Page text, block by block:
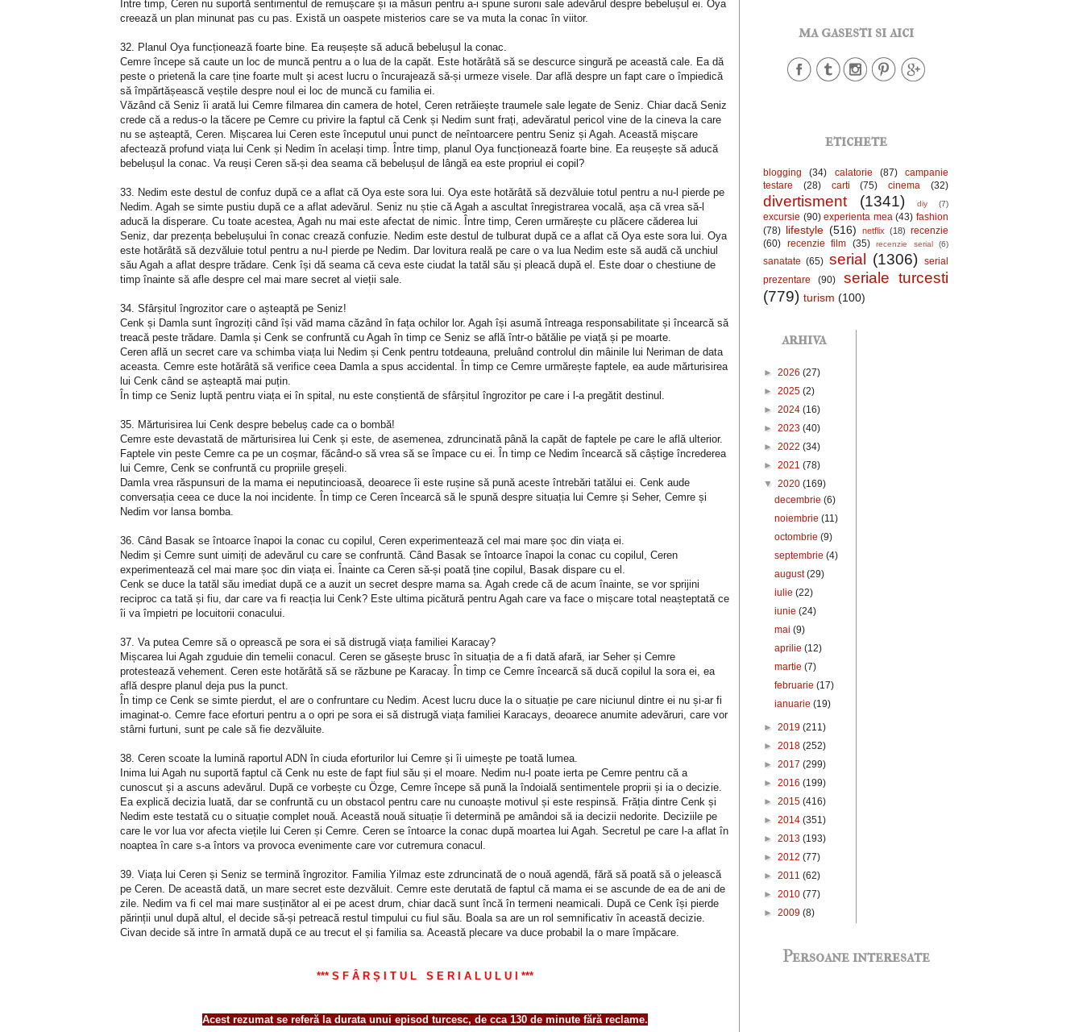
Între timp, Ceren nu suportă sentimentul de remușcare și ia măsuri pentru a-i spune surorii sale adevărul despre bebelușul ei. Oya
creează un plan minunat pas cu pas. Există un oaspete misterios care se va muta la conac în viitor.
32. Planul Oya funcționează foarte bine. Ea reușește să aducă bebelușul la conac.
Cemre începe să caute un loc de muncă pentru a o lua de la capăt. Este hotărâtă să se descurce singură pe această cale. Ea dă
peste o prietenă la care ține foarte mult și acest lucru o încurajează să-și urmeze visele. Dar află despre un fapt care o împiedică
să împărtășească veștile despre noul ei loc de muncă cu familia ei.
Văzând că Seniz îi arată lui Cemre filmarea din camera de hotel, Ceren retrăiește traumele sale legate de Seniz. Chiar dacă Seniz
crede că a redus-o la tăcere pe Cemre cu privire la faptul că Cenk și Nedim sunt frați, adevăratul pericol vine de la cineva la care
nu se așteaptă, Ceren. Mișcarea lui Ceren este începutul unui punct de neîntoarcere pentru Seniz și Agah. Această mișcare
afectează profund viața lui Cenk și Nedim în același timp. Între timp, planul Oya funcționează foarte bine. Ea reușește să aducă
bebelușul la conac. Va reuși Ceren să-și dea seama că bebelușul de lângă ea este propriul ei copil?
33. Nedim este destul de confuz după ce a aflat că Oya este sora lui. Oya este hotărâtă să dezvăluie totul pentru a nu-l pierde pe
Nedim. Agah se simte pustiu după ce a aflat adevărul. Seniz nu știe că Agah a ascultat înregistrarea vocală, așa că vrea să-l
aducă la disperare. Cu toate acestea, Agah nu mai este afectat de nimic. Între timp, Ceren urmărește cu plăcere căderea lui
Seniz, dar prezența bebelușului în conac crează confuzie. Nedim este destul de tulburat după ce a aflat că Oya este sora lui. Oya
este hotărâtă să dezvăluie totul pentru a nu-l pierde pe Nedim. Dar lovitura reală pe care o va lua Nedim este să audă că unchiul
său Agah a aflat despre trădare. Cenk își dă seama că ceva este ciudat la tatăl său și pleacă după el. Este doar o chestiune de
timp înainte să afle despre cel mai mare secret al vieții sale.
34. Sfârșitul îngrozitor care o așteaptă pe Seniz!
Cenk și Damla sunt îngroziți când își văd mama căzând în fața ochilor lor. Agah își asumă întreaga responsabilitate și încearcă să
treacă peste trădare. Damla și Cenk se confruntă cu Agah în timp ce Seniz se află într-o bătălie pe viață și pe moarte.
Ceren află un secret care va schimba viața lui Nedim și Cenk pentru totdeauna, preluând controlul din mâinile lui Neriman de data
aceasta. Cemre este hotărâtă să verifice ceea Damla a spus accidental. În timp ce Cemre urmărește faptele, ea aude mărturisirea
lui Cenk când se așteaptă mai puțin.
În timp ce Seniz luptă pentru viața ei în spital, nu este conștientă de sfârșitul îngrozitor pe care i l-a pregătit destinul.
35. Mărturisirea lui Cenk despre bebeluș cade ca o bombă!
Cemre este devastată de mărturisirea lui Cenk și este, de asemenea, zdruncinată până la capăt de faptele pe care le află ulterior.
Faptele vin peste Cemre ca pe un coșmar, făcând-o să vrea să se împace cu ei. În timp ce Nedim încearcă să câștige încrederea
lui Cemre, Cenk se confruntă cu propriile greșeli.
Damla vrea răspunsuri de la mama ei neputincioasă, deoarece îi este rușine să pună aceste întrebări tatălui ei. Cenk aude
conversația ceea ce duce la noi incidente. În timp ce Ceren încearcă să le spună despre situația lui Cemre și Seher, Cemre și
Nedim vor lansa bomba.
36. Când Basak se întoarce înapoi la conac cu copilul, Ceren experimentează cel mai mare șoc din viața ei.
Nedim și Cemre sunt uimiți de adevărul cu care se confruntă. Când Basak se întoarce înapoi la conac cu copilul, Ceren
experimentează cel mai mare șoc din viața ei. Înainte ca Ceren să-și poată ține copilul, Basak dispare cu el.
Cenk se duce la tatăl său imediat după ce a auzit un secret despre mama sa. Agah crede că de acum înainte, se vor sprijini
reciproc ca tată și fiu, dar care va fi reacția lui Cenk? Este ultima picătură pentru Agah care va face o mișcare total neașteptată ce
îi va împietri pe locuitorii conacului.
37. Va putea Cemre să o oprească pe sora ei să distrugă viața familiei Karacay?
Mișcarea lui Agah zguduie din temelii conacul. Ceren se găsește brusc în situația de a fi dată afară, iar Seher și Cemre
protestează vehement. Ceren este hotărâtă să se răzbune pe Karacay. În timp ce Cemre încearcă să ducă copilul la sora ei, ea
află despre planul deja pus la punct.
În timp ce Cenk se simte pierdut, el are o confruntare cu Nedim. Acest lucru duce la o situație pe care niciunul dintre ei nu și-ar fi
imaginat-o. Cemre face eforturi pentru a o opri pe sora ei să distrugă viața familiei Karacays, deoarece anumite adevăruri, care vor
stârni furtuni, sunt pe cale să fie dezvăluite.
38. Ceren scoate la lumină raportul ADN în ciuda eforturilor lui Cemre și îi uimește pe toată lumea.
Inima lui Agah nu suportă faptul că Cenk nu este de fapt fiul său și el moare. Nedim nu-l poate ierta pe Cemre pentru că a
cunoscut și a ascuns adevărul. După ce vorbește cu Özge, Cemre începe să pună la îndoială sentimentele proprii și ia o decizie.
Ea explică decizia luată, dar se confruntă cu un obstacol pentru care nu cunoaște motivul și este respinsă. Frăția dintre Cenk și
Nedim este testată cu o situație complet nouă. Această nouă situație îi determină pe amândoi să ia decizii nedorite. Deciziile pe
care le vor lua vor afecta viețile lui Ceren și Cemre. Ceren se întoarce la conac după moartea lui Agah. Secretul pe care l-a aflat în
noaptea în care s-a întors va provoca evenimente care vor cutremura conacul.
39. Viața lui Ceren și Seniz se termină îngrozitor. Familia Yilmaz este zdruncinată de o nouă agendă, fără să poată să o jelească
pe Ceren. De această dată, un mare secret este dezvăluit. Cemre este derutată de faptul că mama ei se ascunde de ea de ani de
zile. Nedim va fi cel mai mare susținător al ei pe acest drum, chiar dacă sunt încă în termeni neamicali. După ce Cenk își pierde
părinții unul după altul, el decide să-și petreacă restul timpului cu fiul său. Boala sa are un rol semnificativ în această decizie.
Civan decide să intre în armată după ce au trecut el și familia sa. Această plecare va duce probabil la o mare împăcare.
*** S F Â R Ș I T U L S E R I A L U L U I ***
Acest rezumat se referă la durata unui episod turcesc, de cca 130 de minute fără reclame.
ma gasesti si aici
etichete
blogging (34) calatorie (87)
campanie
testare
(28) carti (75) cinema (32)
divertisment (1341) diy (7)
excursie (90) experienta mea (43) fashion
(78) lifestyle (516) netflix (18) recenzie
(60) recenzie film (35) recenzie serial (6)
sanatate (65) serial (1306) serial
prezentare
(90)
seriale turcesti
(779) turism (100)
arhiva
► 2026 (27)
► 2025 (2)
► 2024 (16)
► 2023 (40)
► 2022 (34)
► 2021 (78)
▼ 2020 (169)
decembrie(6)
noiembrie(11)
octombrie(9)
septembrie(4)
august(29)
iulie(22)
iunie(24)
mai(9)
aprilie(12)
martie(7)
februarie(17)
ianuarie(19)
► 2019 (211)
► 2018 (252)
► 2017 (299)
► 2016 (199)
► 2015 (416)
► 2014 (351)
► 2013 (193)
► 2012 (77)
► 2011 (62)
► 2010 (77)
► 2009 (8)
Persoane interesate